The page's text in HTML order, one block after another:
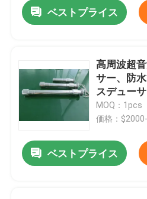
製品
私達について
工場旅行
ベストプライス
高周波超
サー、防
スデュー
MOQ：1pcs
価格：
ベストプライス